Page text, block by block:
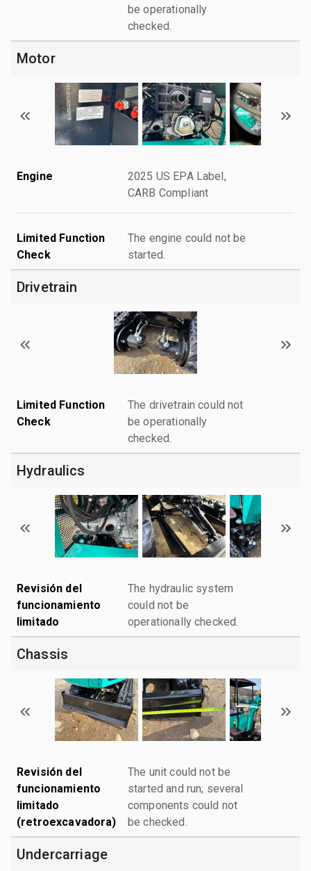
be operationally
checked.
Motor
Engine
2025 US EPA Label,
CARB Compliant
Limited Function
Check
The engine could not be
started.
Drivetrain
Limited Function
Check
The drivetrain could not
be operationally
checked.
Hydraulics
Revisión del
funcionamiento
limitado
The hydraulic system
could not be
operationally checked.
Chassis
Revisión del
funcionamiento
limitado
(retroexcavadora)
The unit could not be
started and run; several
components could not
be checked.
Undercarriage